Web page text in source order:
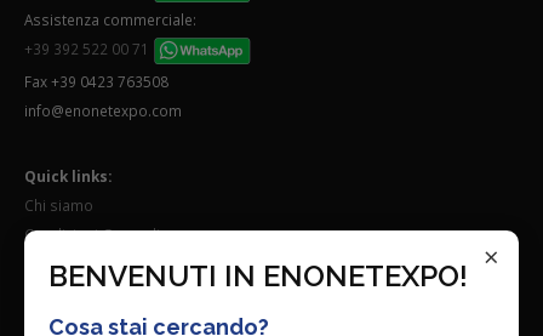
×
BENVENUTI IN ENONETEXPO!
Cosa stai cercando?
Assistenza commerciale:
+39 392 522 00 71
Fax +39 0423 763508
info@enonetexpo.com
Quick links:
Chi siamo
Condizioni Generali
Lavora con noi
Seguici su: